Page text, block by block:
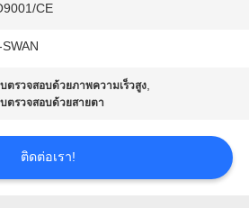
CE
ตรวจสอบด้วยภาพความเร็วสูง,
ตรวจสอบด้วยสายตา
ติดต่อเรา!